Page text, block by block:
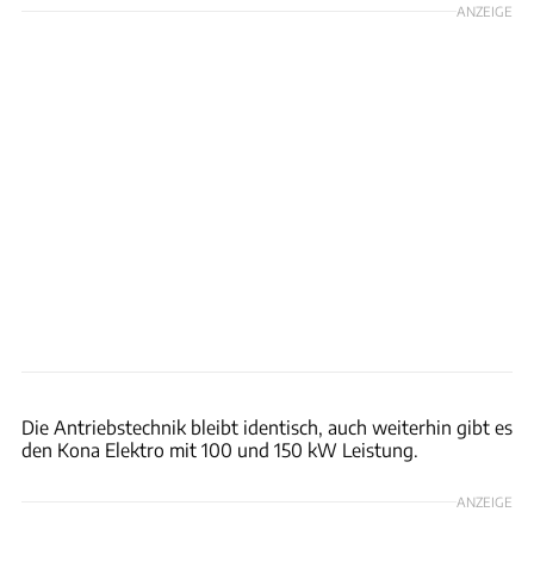
ANZEIGE
Die Antriebstechnik bleibt identisch, auch weiterhin gibt es
den Kona Elektro mit 100 und 150 kW Leistung.
ANZEIGE